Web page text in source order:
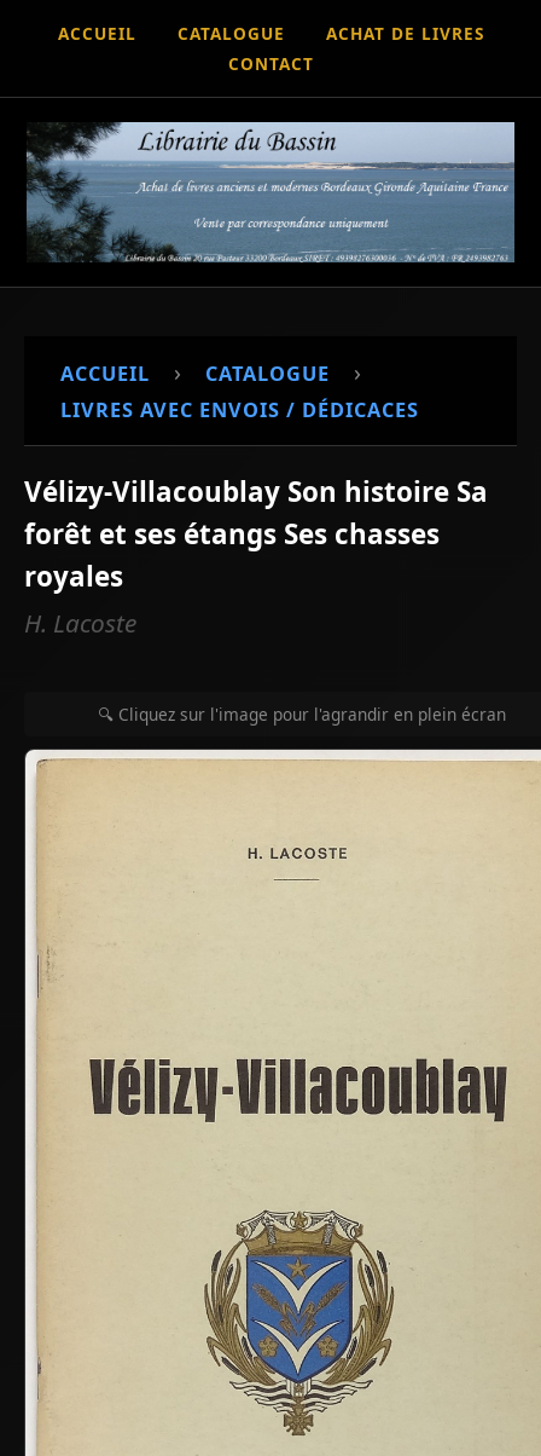
ACCUEIL CATALOGUE
ACHAT DE LIVRES
CONTACT
ACCUEIL › CATALOGUE ›
LIVRES AVEC ENVOIS / DÉDICACES
Vélizy-Villacoublay Son histoire Sa
forêt et ses étangs Ses chasses
royales
H. Lacoste
🔍 Cliquez sur l'image pour l'agrandir en plein écran